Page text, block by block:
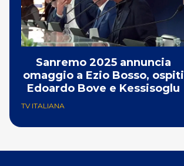
Sanremo 2025 annuncia
omaggio a Ezio Bosso, ospiti
Edoardo Bove e Kessisoglu
TV ITALIANA